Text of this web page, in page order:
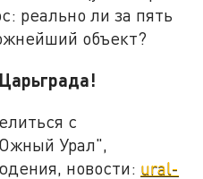
реально ли за пять
объект?
с
Урал",
новости: ural-